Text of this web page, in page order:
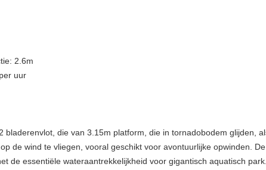
2.6m
uur
bladerenvlot, die van 3.15m platform, die in tornadobodem glijden,
de wind te vliegen, vooral geschikt voor avontuurlijke opwinden.
de essentiële wateraantrekkelijkheid voor gigantisch aquatisch park.